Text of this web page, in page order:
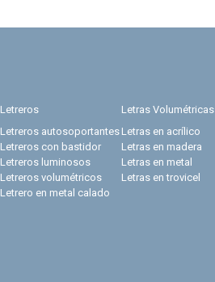
Letreros
Letreros autosoportantes
Letreros con bastidor
Letreros luminosos
Letreros volumétricos
Letrero en metal calado
Letras Volumétricas
Letras en acrílico
Letras en madera
Letras en metal
Letras en trovicel